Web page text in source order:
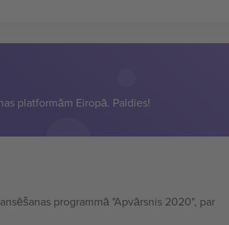
platformām Eiropā. Paldies!
programmā "Apvārsnis 2020", par